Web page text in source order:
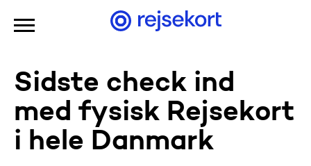
Gå til hovedindhold
Sidste check ind
med fysisk Rejsekort
i hele Danmark